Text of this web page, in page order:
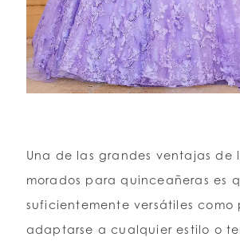
Una de las grandes ventajas de
morados para quinceañeras es
suficientemente versátiles como
adaptarse a cualquier estilo o